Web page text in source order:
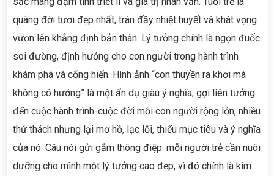
quãng đời tươi đẹp nhất, tràn đầy nhiệt huyết và khát vọng
vươn lên khẳng định bản thân. Lý tưởng chính là ngọn đuốc
soi đường, định hướng cho con người trong hành trình
khám phá và cống hiến. Hình ảnh “con thuyền ra khơi mà
không có hướng” là một ẩn dụ giàu ý nghĩa, gợi liên tưởng
đến cuộc hành trình-cuộc đời mỗi con người rộng lớn, nhiều
thử thách nhưng lại mơ hồ, lạc lối, thiếu mục tiêu và ý nghĩa
của nó. Câu nói gửi gắm thông điệp: mỗi người trẻ cần nuôi
dưỡng cho mình một lý tưởng cao đẹp, vì đó chính là kim